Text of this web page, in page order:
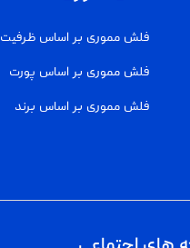
فلش مموری بر اساس ظرفیت
فلش مموری بر اساس پورت
فلش مموری بر اساس برند